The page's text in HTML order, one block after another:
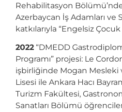
Rehabilitasyon
Azerbaycan İş Adamları ve
katkılarıyla “Engelsiz Çocuk
2022 “DMEDD
Programı” projesi: Le
işbirliğinde Mogan Mesleki
Lisesi ile Ankara Hacı
Turizm Fakültesi,
Sanatları Bölümü